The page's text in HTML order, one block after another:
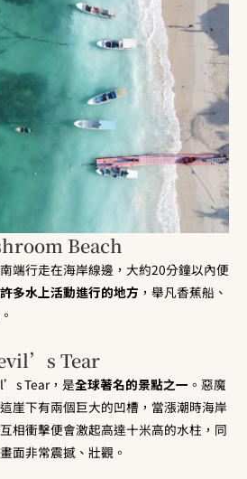
Beach
端行走在海岸線邊，大約20分鐘以內便
許多水上活動進行的地方 ，舉凡香蕉船、
Tear
Tear，是全球著名的景點之一 。惡魔
崖下有兩個巨大的凹槽，當漲潮時海岸
相衝擊便會激起高達十米高的水柱，同
面非常震撼、壯觀。